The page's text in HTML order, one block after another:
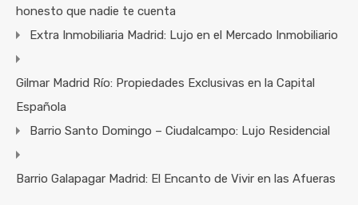
honesto que nadie te cuenta
Extra Inmobiliaria Madrid: Lujo en el Mercado Inmobiliario
Gilmar Madrid Río: Propiedades Exclusivas en la Capital
Española
Barrio Santo Domingo – Ciudalcampo: Lujo Residencial
Barrio Galapagar Madrid: El Encanto de Vivir en las Afueras